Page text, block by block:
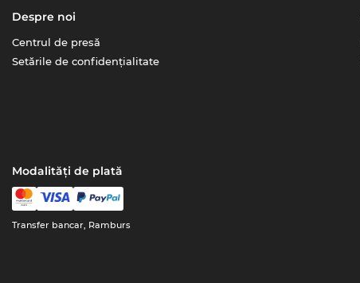
Despre noi
Centrul de presă
Setările de confidențialitate
Modalități de plată
Transfer bancar, Ramburs